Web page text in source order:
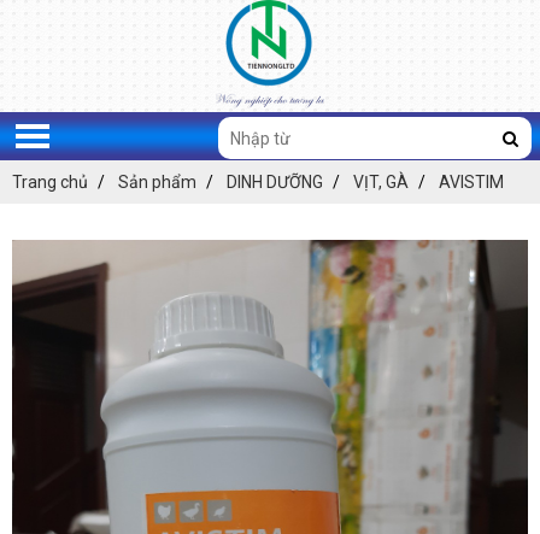
Trang chủ Sản phẩm DINH DƯỠNG VỊT, GÀ AVISTIM